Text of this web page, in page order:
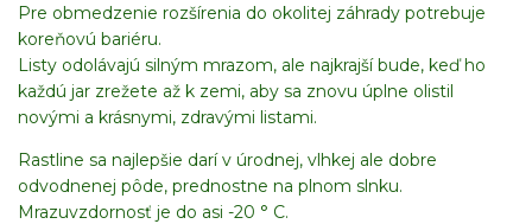
Pre obmedzenie rozšírenia do okolitej záhrady potrebuje
koreňovú bariéru.
Listy odolávajú silným mrazom, ale najkrajší bude, keď ho
každú jar zrežete až k zemi, aby sa znovu úplne olistil
novými a krásnymi, zdravými listami.
Rastline sa najlepšie darí v úrodnej, vlhkej ale dobre
odvodnenej pôde, prednostne na plnom slnku.
Mrazuvzdornosť je do asi -20 ° C.